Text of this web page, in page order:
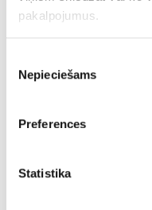
pakalpojumus.
izvēle
Nepieciešams
Preferences
Statistika
Ask question